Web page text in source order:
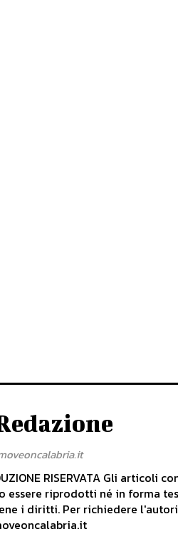
RISERVATA Gli articoli
essere riprodotti né in forma
i diritti. Per richiedere